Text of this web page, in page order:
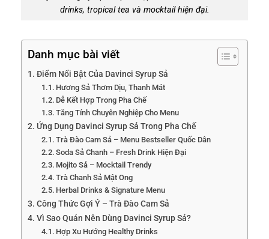
drinks, tropical tea và mocktail hiện đại.
Danh mục bài viết
Điểm Nổi Bật Của Davinci Syrup Sả
Hương Sả Thơm Dịu, Thanh Mát
Dễ Kết Hợp Trong Pha Chế
Tăng Tính Chuyên Nghiệp Cho Menu
Ứng Dụng Davinci Syrup Sả Trong Pha Chế
Trà Đào Cam Sả – Menu Bestseller Quốc Dân
Soda Sả Chanh – Fresh Drink Hiện Đại
Mojito Sả – Mocktail Trendy
Trà Chanh Sả Mật Ong
Herbal Drinks & Signature Menu
Công Thức Gợi Ý – Trà Đào Cam Sả
Vì Sao Quán Nên Dùng Davinci Syrup Sả?
Hợp Xu Hướng Healthy Drinks